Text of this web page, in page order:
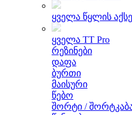
ყველა წყლის
ყველა TT Pro
რეზინები
დაფა
ბურთი
მაისური
წებო
შორტი /